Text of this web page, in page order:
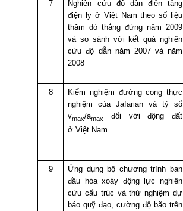
7
Nghiên cứu độ dẫn điện tầng
điện ly ở Việt Nam theo số liệu
thăm dò thẳng đứng năm 2009
và so sánh với kết quả nghiên
cứu độ dẫn năm 2007 và năm
2008
8
Kiểm nghiệm đường cong thực
nghiệm của Jafarian và tỷ số
vmax/amax
đối với động đất
ở Việt Nam
9
Ứng dụng bộ chương trình ban
đầu hóa xoáy động lực nghiên
cứu cấu trúc và thử nghiệm dự
báo quỹ đạo, cường độ bão trên